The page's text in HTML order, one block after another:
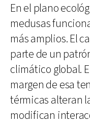
En el plano
medusas
más amplios. El
parte de un
climático global.
margen de esa
térmicas alteran
modifican